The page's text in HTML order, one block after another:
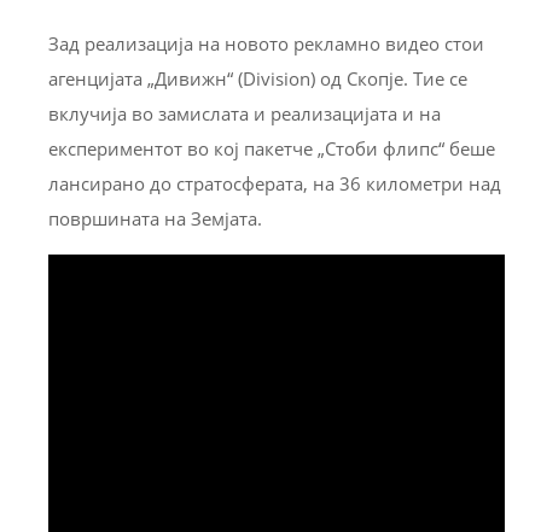
Зад реализација на новото рекламно видео стои
агенцијата „Дивижн“ (Division) од Скопје. Тие се
вклучија во замислата и реализацијата и на
експериментот во кој пакетче „Стоби флипс“ беше
лансирано до стратосферата, на 36 километри над
површината на Земјата.